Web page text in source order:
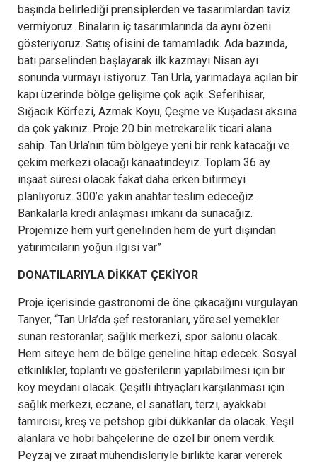
başında belirlediği prensiplerden ve tasarımlardan taviz
vermiyoruz. Binaların iç tasarımlarında da aynı özeni
gösteriyoruz. Satış ofisini de tamamladık. Ada bazında,
batı parselinden başlayarak ilk kazmayı Nisan ayı
sonunda vurmayı istiyoruz. Tan Urla, yarımadaya açılan bir
kapı üzerinde bölge gelişime çok açık. Seferihisar,
Sığacık Körfezi, Azmak Koyu, Çeşme ve Kuşadası aksına
da çok yakınız. Proje 20 bin metrekarelik ticari alana
sahip. Tan Urla’nın tüm bölgeye yeni bir renk katacağı ve
çekim merkezi olacağı kanaatindeyiz. Toplam 36 ay
inşaat süresi olacak fakat daha erken bitirmeyi
planlıyoruz. 300’e yakın anahtar teslim edeceğiz.
Bankalarla kredi anlaşması imkanı da sunacağız.
Projemize hem yurt genelinden hem de yurt dışından
yatırımcıların yoğun ilgisi var”
DONATILARIYLA DİKKAT ÇEKİYOR
Proje içerisinde gastronomi de öne çıkacağını vurgulayan
Tanyer, “Tan Urla’da şef restoranları, yöresel yemekler
sunan restoranlar, sağlık merkezi, spor salonu olacak.
Hem siteye hem de bölge geneline hitap edecek. Sosyal
etkinlikler, toplantı ve gösterilerin yapılabilmesi için bir
köy meydanı olacak. Çeşitli ihtiyaçları karşılanması için
sağlık merkezi, eczane, el sanatları, terzi, ayakkabı
tamircisi, kreş ve petshop gibi dükkanlar da olacak. Yeşil
alanlara ve hobi bahçelerine de özel bir önem verdik.
Peyzaj ve ziraat mühendisleriyle birlikte karar vererek